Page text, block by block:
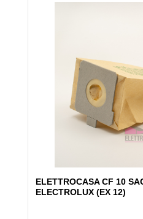
ELETTROCASA CF 10
ELECTROLUX (EX 12)